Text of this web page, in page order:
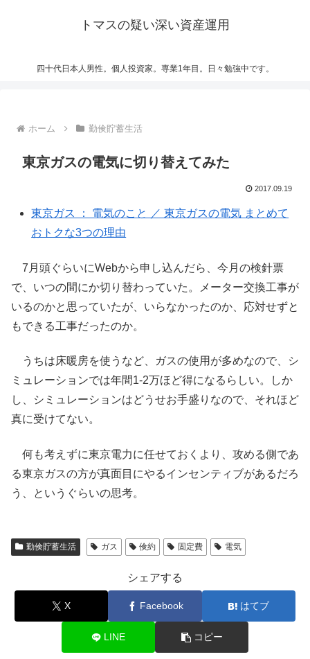
トマスの疑い深い資産運用
四十代日本人男性。個人投資家。専業1年目。日々勉強中です。
ホーム 勤倹貯蓄生活
東京ガスの電気に切り替えてみた
2017.09.19
東京ガス ： 電気のこと ／ 東京ガスの電気 まとめて
おトクな3つの理由
7月頭ぐらいにWebから申し込んだら、今月の検針票
で、いつの間にか切り替わっていた。メーター交換工事が
いるのかと思っていたが、いらなかったのか、応対せずと
もできる工事だったのか。
うちは床暖房を使うなど、ガスの使用が多めなので、シ
ミュレーションでは年間1-2万ほど得になるらしい。しか
し、シミュレーションはどうせお手盛りなので、それほど
真に受けてない。
何も考えずに東京電力に任せておくより、攻める側であ
る東京ガスの方が真面目にやるインセンティブがあるだろ
う、というぐらいの思考。
勤倹貯蓄生活 ガス 倹約 固定費 電気
シェアする
X Facebook はてブ
LINE コピー